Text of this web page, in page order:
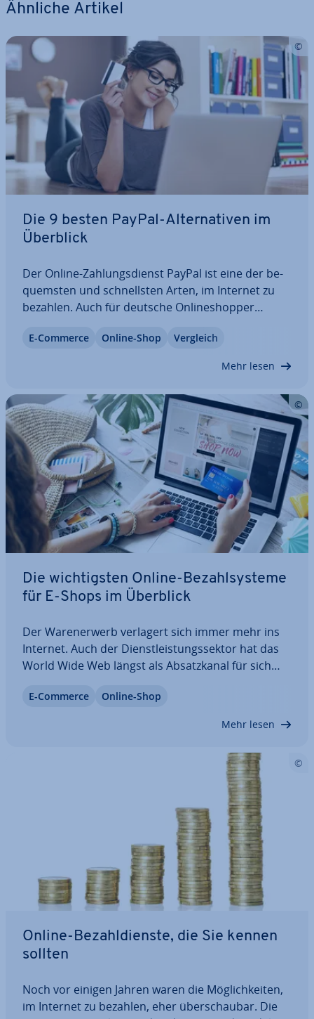
Ähnliche Artikel
Die 9 besten PayPal-Al­ter­na­ti­ven im
Überblick
Der Online-Zah­lungs­dienst PayPal ist eine der be­
quems­ten und schnells­ten Arten, im Internet zu
bezahlen. Auch für deutsche On­line­shop­per
me­tho­den. Doch nicht jeder will seine sensiblen
E-Commerce Online-Shop Vergleich
Mehr lesen
Die wich­tigs­ten Online-Be­zahl­sys­te­me
für E-Shops im Überblick
Der Wa­ren­er­werb verlagert sich immer mehr ins
Internet. Auch der Dienst­leis­tungs­sek­tor hat das
World Wide Web längst als Ab­satz­ka­nal für sich
jedoch nach wie vor durch Bedenken beim
E-Commerce Online-Shop
Mehr lesen
Online-Be­zahl­diens­te, die Sie kennen
sollten
Noch vor einigen Jahren waren die Mög­lich­kei­ten,
im Internet zu bezahlen, eher über­schau­bar. Die